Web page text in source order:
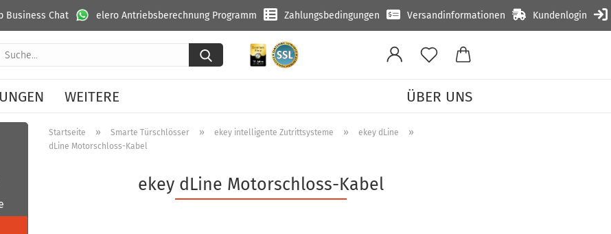
Kundenlogin
Versandinformationen
Zahlungsbedingungen
elero Antriebsberechnung Programm
Business Chat
Suche...
ÜBER UNS
WEITERE
Startseite » Smarte Türschlösser » ekey intelligente Zutrittsysteme » ekey dLine »
dLine Motorschloss-Kabel
ekey dLine Motorschloss-Kabel